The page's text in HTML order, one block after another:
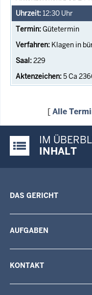
12:30 Uhr
Gütetermin
Klagen in
229
5 Ca
[Alle
Justiz-Portal im
IM
INHALT
DAS GERICHT
AUFGABEN
KONTAKT